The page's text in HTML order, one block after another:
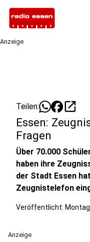
Anzeige
Teilen: open_in_new
Essen:
Fragen
Über 70.000
haben ihre
der Stadt Essen
Zeugnistelefon
Veröffentlicht:
Anzeige